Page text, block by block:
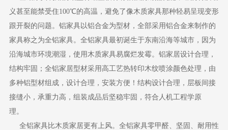
义甚至能禁受住100℃的高温，避免了像木质家具那种轻易呈现变形
跟开裂的问题。铝家具以铝合金为型材，全部采用铝合金来制作的
家具称之为全铝家具。全铝家具最初诞生于东南沿海等城市，因为
沿海城市环境潮湿，使用木质家具易腐烂发霉。铝家居设计合理，
结构牢固；全铝家居型材采用高工艺热转印木纹喷涂颜色处理，由
多种铝型材组成，设计合理，安装方便！结构设计合理，层板间接
接缝小，承重力高，组装成品后坚稳牢固，符合人机工程学原
理。
全铝家具比木质家居更有上风。全铝家具零甲醛、坚固、耐用性